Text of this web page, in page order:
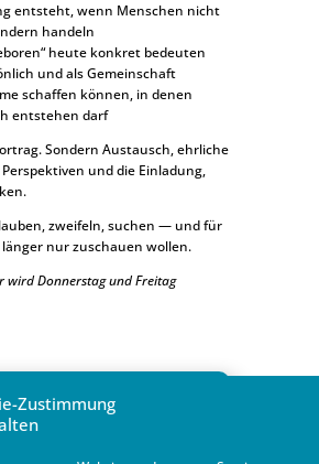
Zustimmung
entsteht, wenn Menschen nicht
handeln
heute konkret bedeuten
und als Gemeinschaft
schaffen können, in denen
entstehen darf
Sondern Austausch, ehrliche
und die Einladung,
zweifeln, suchen — und für
nur zuschauen wollen.
wird Donnerstag und Freitag